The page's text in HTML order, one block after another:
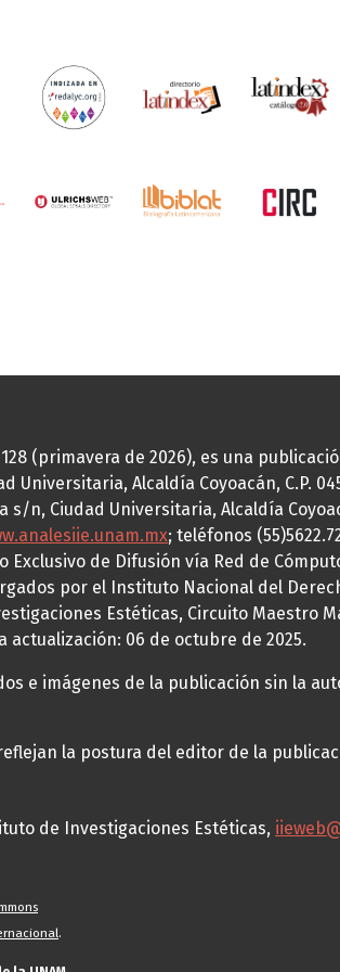
128 (primavera de 2026), es una
Universitaria, Alcaldía Coyoacán, C.P.
n, Ciudad Universitaria, Alcaldía
; teléfonos
de Difusión vía Red de
por el Instituto Nacional del
Estéticas, Circuito Maestro
actualización: 06 de octubre de 2025.
e imágenes de la publicación sin la
la postura del editor de la
de Investigaciones Estéticas,
.